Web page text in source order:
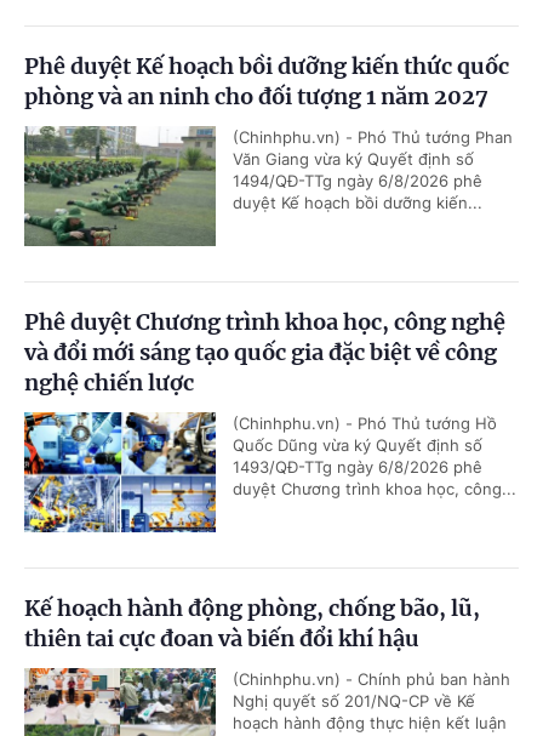
Phê duyệt Kế hoạch bồi dưỡng kiến thức quốc
phòng và an ninh cho đối tượng 1 năm 2027
(Chinhphu.vn) - Phó Thủ tướng Phan
Văn Giang vừa ký Quyết định số
1494/QĐ-TTg ngày 6/8/2026 phê
duyệt Kế hoạch bồi dưỡng kiến...
Phê duyệt Chương trình khoa học, công nghệ
và đổi mới sáng tạo quốc gia đặc biệt về công
nghệ chiến lược
(Chinhphu.vn) - Phó Thủ tướng Hồ
Quốc Dũng vừa ký Quyết định số
1493/QĐ-TTg ngày 6/8/2026 phê
duyệt Chương trình khoa học, công...
Kế hoạch hành động phòng, chống bão, lũ,
thiên tai cực đoan và biến đổi khí hậu
(Chinhphu.vn) - Chính phủ ban hành
Nghị quyết số 201/NQ-CP về Kế
hoạch hành động thực hiện kết luận